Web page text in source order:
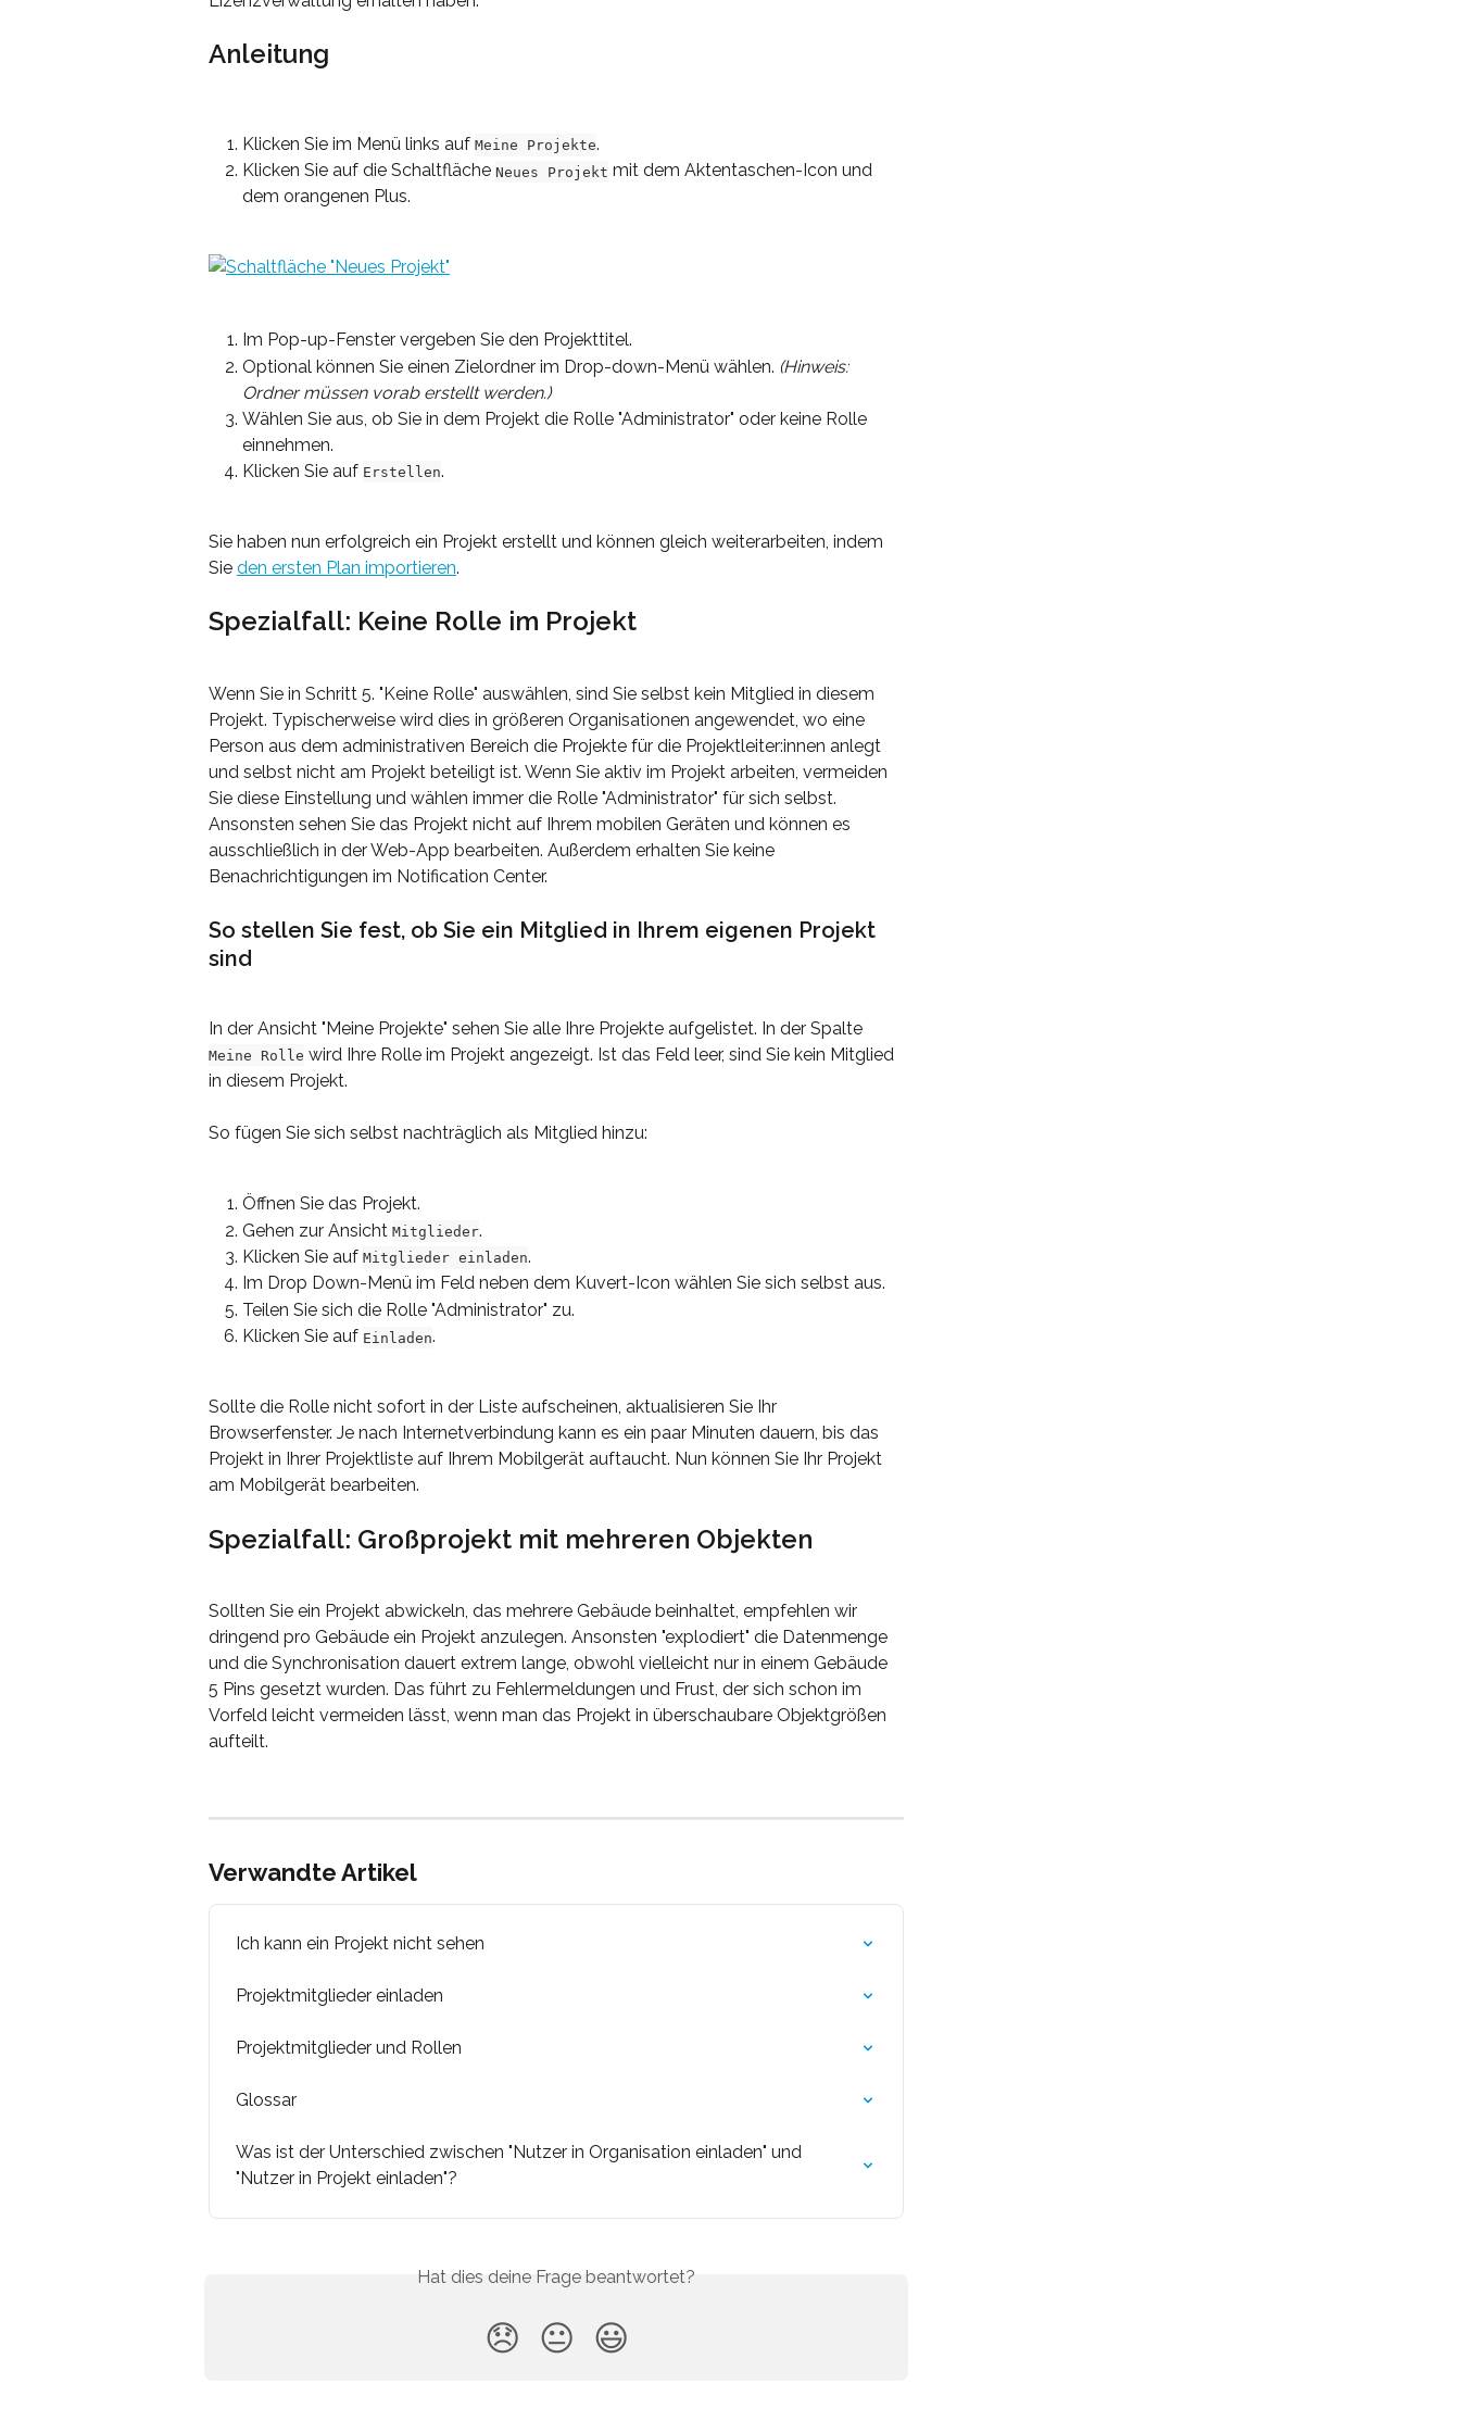
Anleitung
Klicken Sie im Menü links auf Meine Projekte.
Klicken Sie auf die Schaltfläche Neues Projekt mit dem Aktentaschen-Icon und
dem orangenen Plus.
Im Pop-up-Fenster vergeben Sie den Projekttitel.
Optional können Sie einen Zielordner im Drop-down-Menü wählen. (Hinweis:
Ordner müssen vorab erstellt werden.)
Wählen Sie aus, ob Sie in dem Projekt die Rolle "Administrator" oder keine Rolle
einnehmen.
Klicken Sie auf Erstellen.
Sie haben nun erfolgreich ein Projekt erstellt und können gleich weiterarbeiten, indem
Sie den ersten Plan importieren.
Spezialfall: Keine Rolle im Projekt
Wenn Sie in Schritt 5. "Keine Rolle" auswählen, sind Sie selbst kein Mitglied in diesem
Projekt. Typischerweise wird dies in größeren Organisationen angewendet, wo eine
Person aus dem administrativen Bereich die Projekte für die Projektleiter:innen anlegt
und selbst nicht am Projekt beteiligt ist. Wenn Sie aktiv im Projekt arbeiten, vermeiden
Sie diese Einstellung und wählen immer die Rolle "Administrator" für sich selbst.
Ansonsten sehen Sie das Projekt nicht auf Ihrem mobilen Geräten und können es
ausschließlich in der Web-App bearbeiten. Außerdem erhalten Sie keine
Benachrichtigungen im Notification Center.
So stellen Sie fest, ob Sie ein Mitglied in Ihrem eigenen Projekt
sind
In der Ansicht "Meine Projekte" sehen Sie alle Ihre Projekte aufgelistet. In der Spalte
Meine Rolle wird Ihre Rolle im Projekt angezeigt. Ist das Feld leer, sind Sie kein Mitglied
in diesem Projekt.
So fügen Sie sich selbst nachträglich als Mitglied hinzu:
Öffnen Sie das Projekt.
Gehen zur Ansicht Mitglieder.
Klicken Sie auf Mitglieder einladen.
Im Drop Down-Menü im Feld neben dem Kuvert-Icon wählen Sie sich selbst aus.
Teilen Sie sich die Rolle "Administrator" zu.
Klicken Sie auf Einladen.
Sollte die Rolle nicht sofort in der Liste aufscheinen, aktualisieren Sie Ihr
Browserfenster. Je nach Internetverbindung kann es ein paar Minuten dauern, bis das
Projekt in Ihrer Projektliste auf Ihrem Mobilgerät auftaucht. Nun können Sie Ihr Projekt
am Mobilgerät bearbeiten.
Spezialfall: Großprojekt mit mehreren Objekten
Sollten Sie ein Projekt abwickeln, das mehrere Gebäude beinhaltet, empfehlen wir
dringend pro Gebäude ein Projekt anzulegen. Ansonsten "explodiert" die Datenmenge
und die Synchronisation dauert extrem lange, obwohl vielleicht nur in einem Gebäude
5 Pins gesetzt wurden. Das führt zu Fehlermeldungen und Frust, der sich schon im
Vorfeld leicht vermeiden lässt, wenn man das Projekt in überschaubare Objektgrößen
aufteilt.
Verwandte Artikel
Ich kann ein Projekt nicht sehen
Projektmitglieder einladen
Projektmitglieder und Rollen
Glossar
Was ist der Unterschied zwischen "Nutzer in Organisation einladen" und
"Nutzer in Projekt einladen"?
Hat dies deine Frage beantwortet?
😞 😐 😃